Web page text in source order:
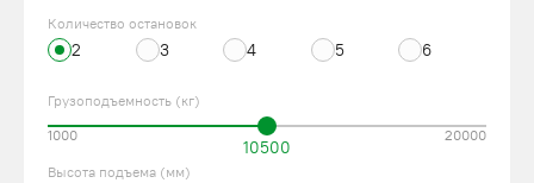
Количество остановок
2 3 4 5 6
Грузоподъемность (кг)
10500
1000 20000
Высота подъема (мм)